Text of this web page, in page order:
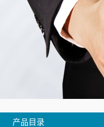
产品目录